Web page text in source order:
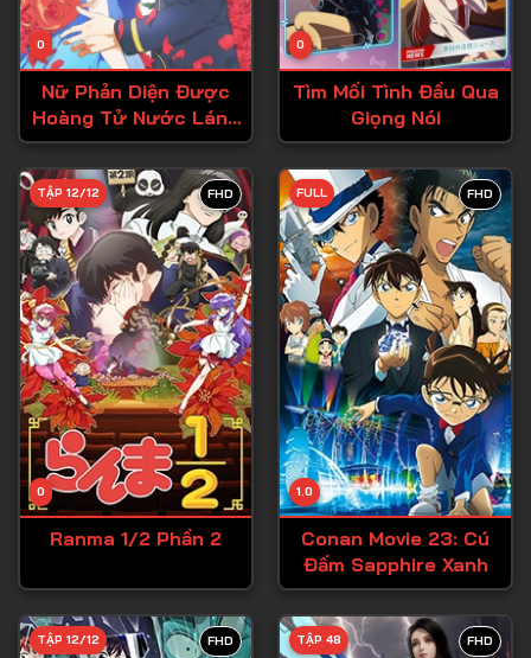
Tập 14
Tập 15
Tập 17
Tập 18
Tập 19
Tập 20
Tập 21
Tập 22
Tập 23
Tập 24
Tập 25
Tập 26
Tập 29
0
Nữ Phản Diện Được
Hoàng Tử Nước Láng
Giềng Yêu Mến
0
Tìm Mối Tình Đầu Qua
Giọng Nói
FHD
0
TẬP 12/12
Ranma 1/2 Phần 2
FHD
1.0
FULL
Conan Movie 23: Cú
Đấm Sapphire Xanh
FHD
TẬP 12/12 FHD
TẬP 48